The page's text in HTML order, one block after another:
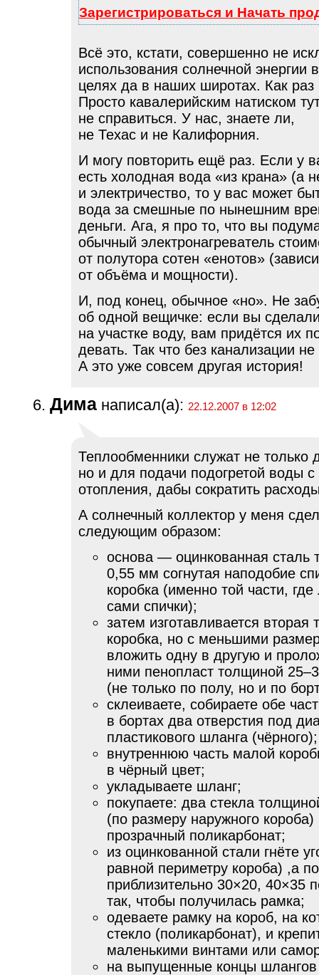
Зарегистрироваться и Начать
Всё это, кстати, совершенно не
использования солнечной энергии
целях да в наших широтах. Как раз
Просто кавалерийским натиском
не справиться. У нас, знаете ли,
не Техас и не Калифорния.
И могу повторить ещё раз. Если у
есть холодная вода «из крана» (а
и электричество, то у вас может
вода за смешные по нынешним
деньги. Ага, я про то, что вы
обычный электронагреватель
от полутора сотен «енотов»
от объёма и мощности).
И, под конец, обычное «но». Не
об одной вещичке: если вы
на участке воду, вам придётся их
девать. Так что без канализации не
А это уже совсем другая история!
Дима написал(а): 22.12.2007 в 12:02
Теплообменники служат не только
но и для подачи подогретой воды с
отопления, дабы сократить
А солнечный коллектор у меня
следующим образом:
основа — оцинкованная сталь
0,55 мм согнутая наподобие
коробка (именно той части, где
сами спички);
затем изготавливается вторая
коробка, но с меньшими
вложить одну в другую и
ними пенопласт толщиной
(не только по полу, но и по
склеиваете, собираете обе
в бортах два отверстия под
пластикового шланга (чёрного);
внутреннюю часть малой
в чёрный цвет;
укладываете шланг;
покупаете: два стекла
(по размеру наружного короба)
прозрачный поликарбонат;
из оцинкованной стали гнёте
равной периметру короба) ,а
приблизительно 30×20, 40×35
так, чтобы получилась рамка;
одеваете рамку на короб, на
стекло (поликарбонат), и
маленькими винтами или
на выпущенные концы шлангов